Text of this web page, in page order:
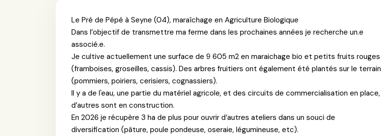
Le Pré de Pépé à Seyne (04), maraîchage en Agriculture Biologique
Dans l’objectif de transmettre ma ferme dans les prochaines années je recherche un.e
associé.e.
Je cultive actuellement une surface de 9 605 m2 en maraichage bio et petits fruits rouges
(framboises, groseilles, cassis). Des arbres fruitiers ont également été plantés sur le terrain
(pommiers, poiriers, cerisiers, cognassiers).
Il y a de l'eau, une partie du matériel agricole, et des circuits de commercialisation en place,
d’autres sont en construction.
En 2026 je récupère 3 ha de plus pour ouvrir d’autres ateliers dans un souci de
diversification (pâture, poule pondeuse, oseraie, légumineuse, etc).